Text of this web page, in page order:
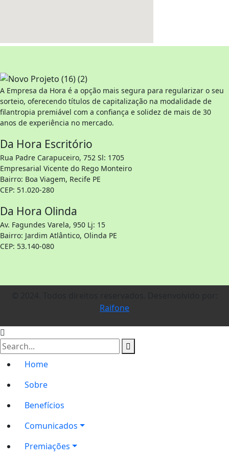
A Empresa da Hora é a opção mais segura para regularizar o seu
sorteio, oferecendo títulos de capitalização na modalidade de
filantropia premiável com a confiança e solidez de mais de 30
anos de experiência no mercado.
Da Hora Escritório
Rua Padre Carapuceiro, 752 Sl: 1705
Empresarial Vicente do Rego Monteiro
Bairro: Boa Viagem, Recife PE
CEP: 51.020-280
Da Hora Olinda
Av. Fagundes Varela, 950 Lj: 15
Bairro: Jardim Atlântico, Olinda PE
CEP: 53.140-080
Raifone
Home
Sobre
Benefícios
Comunicados
Premiações